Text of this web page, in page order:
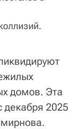
домов. Эта
декабря 2025